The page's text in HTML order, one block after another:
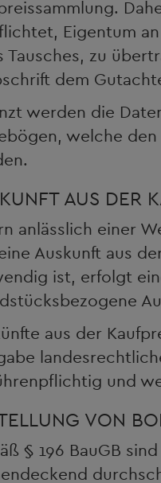
Eigentum
Tausches, zu
dem
werden die
welche
AUS DER
anlässlich einer
Auskunft aus
ist, erfolgt
aus der
und
VON
§ 196 BauGB